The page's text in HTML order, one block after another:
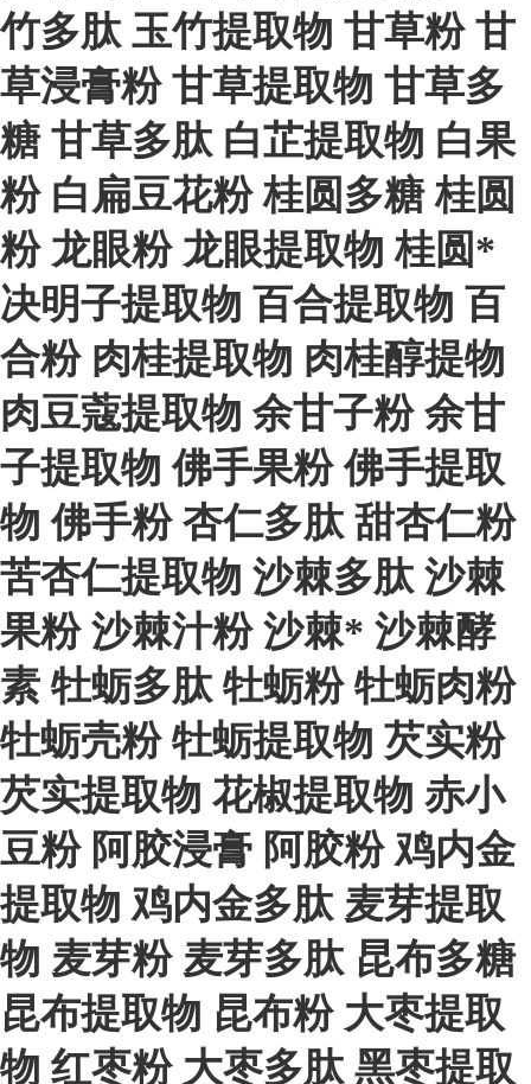
竹多肽 玉竹提取物 甘草粉 甘
草浸膏粉 甘草提取物 甘草多
糖 甘草多肽 白芷提取物 白果
粉 白扁豆花粉 桂圆多糖 桂圆
粉 龙眼粉 龙眼提取物 桂圆*
决明子提取物 百合提取物 百
合粉 肉桂提取物 肉桂醇提物
肉豆蔻提取物 余甘子粉 余甘
子提取物 佛手果粉 佛手提取
物 佛手粉 杏仁多肽 甜杏仁粉
苦杏仁提取物 沙棘多肽 沙棘
果粉 沙棘汁粉 沙棘* 沙棘酵
素 牡蛎多肽 牡蛎粉 牡蛎肉粉
牡蛎壳粉 牡蛎提取物 芡实粉
芡实提取物 花椒提取物 赤小
豆粉 阿胶浸膏 阿胶粉 鸡内金
提取物 鸡内金多肽 麦芽提取
物 麦芽粉 麦芽多肽 昆布多糖
昆布提取物 昆布粉 大枣提取
物 红枣粉 大枣多肽 黑枣提取